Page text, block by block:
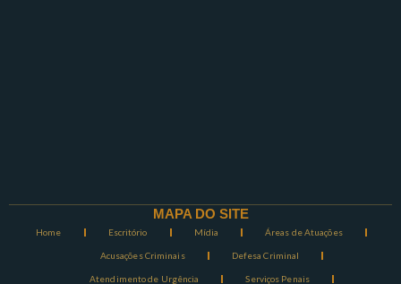
MAPA DO SITE
Home Escritório Mídia Áreas de Atuações
Acusações Criminais Defesa Criminal
Atendimento de Urgência Serviços Penais